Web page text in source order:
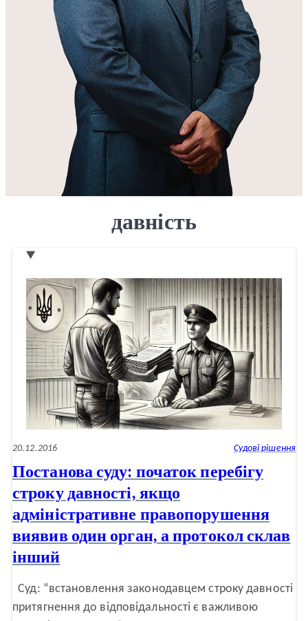
давність
20.12.2016 Судові рішення
Постанова суду: початок перебігу
строку давності, якщо
адміністративне правопорушення
виявив один орган, а протокол склав
інший
Суд: “встановлення законодавцем строку давності
притягнення до відповідальності є важливою